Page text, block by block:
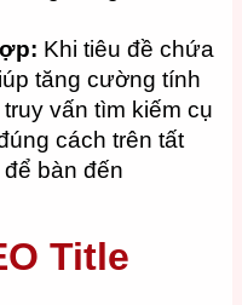
Khi tiêu đề chứa
tăng cường tính
vấn tìm kiếm cụ
cách trên tất
bàn đến
Title